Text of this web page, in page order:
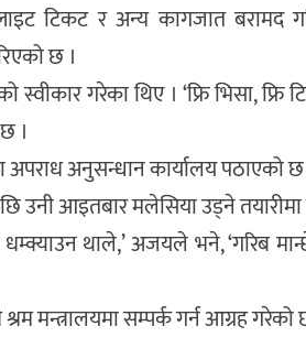
टिकट र अन्य कागजात
छ ।
गरेका थिए । ‘फ्रि भिसा, फ्रि
।
अपराध अनुसन्धान कार्यालय पठाएको छ
उनी आइतबार मलेसिया उड्ने
थाले,’ अजयले भने, ‘गरिब
मन्त्रालयमा सम्पर्क गर्न आग्रह गरेको